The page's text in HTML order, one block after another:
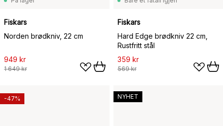
Fiskars
Norden brødkniv, 22 cm
949 kr
1 649 kr
Fiskars
Hard Edge brødkniv 22 cm,
Rustfritt stål
359 kr
569 kr
-47% NYHET